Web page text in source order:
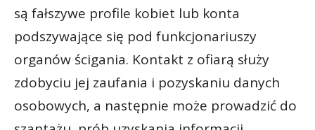
są fałszywe profile kobiet lub konta
podszywające się pod funkcjonariuszy
organów ścigania. Kontakt z ofiarą służy
zdobyciu jej zaufania i pozyskaniu danych
osobowych, a następnie może prowadzić do